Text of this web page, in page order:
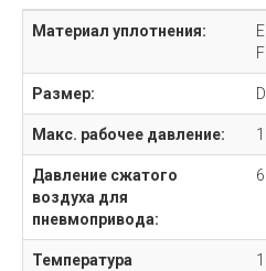
Материал уплотнения:
Размер:
Макс. рабочее давление:
Давление сжатого
воздуха для
пневмопривода:
Температура